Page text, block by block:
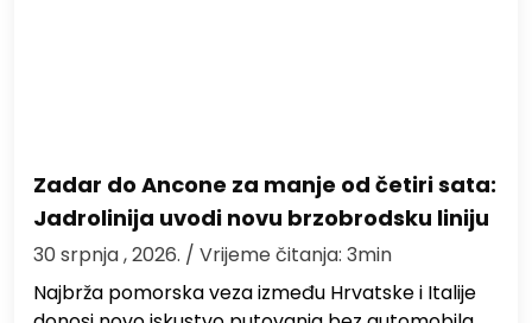
Zadar do Ancone za manje od četiri sata:
Jadrolinija uvodi novu brzobrodsku liniju
30 srpnja , 2026. / Vrijeme čitanja: 3min
Najbrža pomorska veza između Hrvatske i Italije